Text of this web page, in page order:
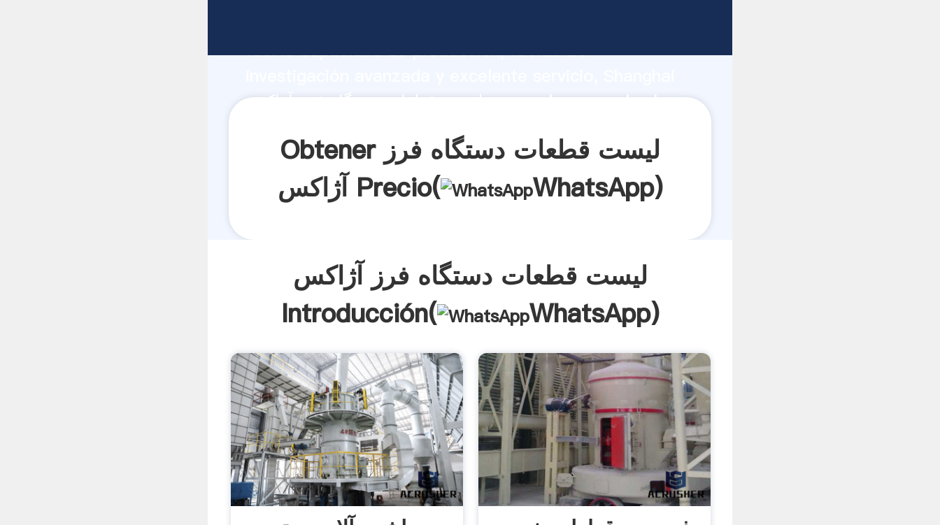
fuerte capacidad de producción, fuerza de
لیست قطعات دستگاه فرز آژاکس proveedor crea el valor y
Obtener لیست قطعات دستگاه فرز
آژاکس Precio(
WhatsApp)
لیست قطعات دستگاه فرز آژاکس
Introducción(
WhatsApp)